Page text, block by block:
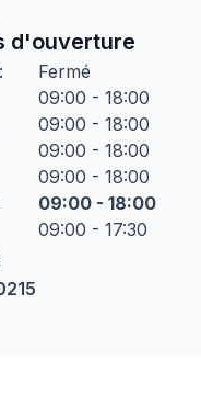
d'ouverture
:
Fermé
09:00 - 18:00
09:00 - 18:00
09:00 - 18:00
09:00 - 18:00
09:00 - 18:00
09:00 - 17:30